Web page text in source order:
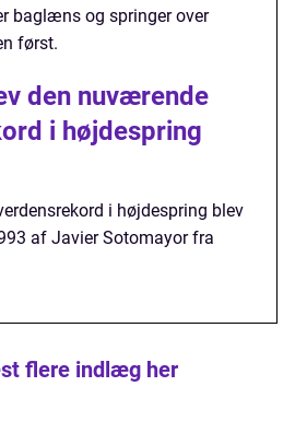
baglæns og springer over
først.
den nuværende
i højdespring
i højdespring blev
af Javier Sotomayor fra
flere indlæg her